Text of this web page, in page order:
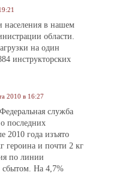
населения в нашем
области.
на один
инструкторских
2010 в 16:27
служба
последних
2010 года изъято
героина и почти 2 кг
по линии
сбытом. На 4,7%